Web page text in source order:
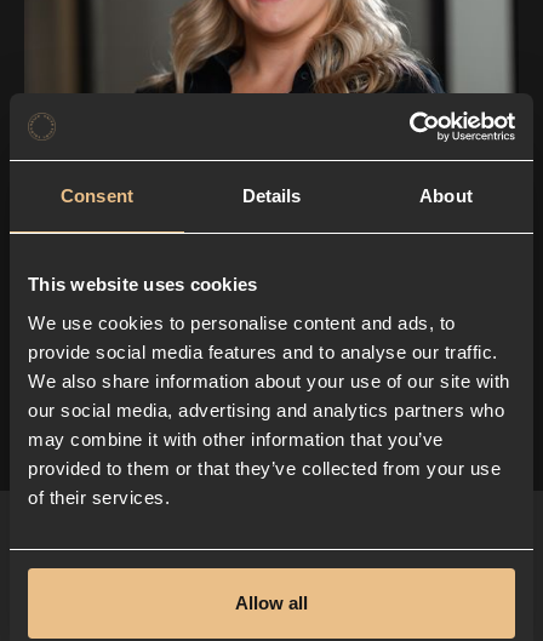
Consent Details About
This website uses cookies
We use cookies to personalise content and ads, to
provide social media features and to analyse our traffic.
We also share information about your use of our site with
our social media, advertising and analytics partners who
may combine it with other information that you’ve
provided to them or that they’ve collected from your use
of their services.
Allow all
Paket